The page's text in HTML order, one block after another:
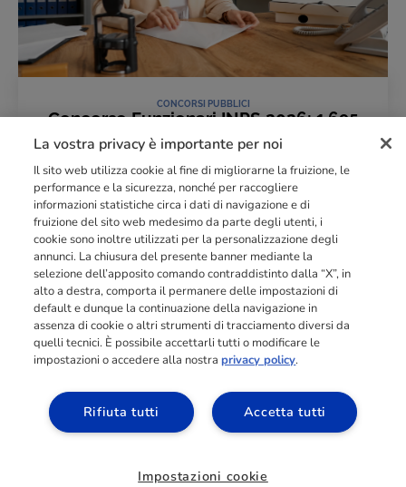
CONCORSI PUBBLICI
Concorso Funzionari INPS 2026: 1.695
posti
25 Giugno 2026
LEGGI L'ARTICOLO
Punto di riferimento didimensione europeanellaformazione
professionale orientata al mercato del lavoro con più di140.000 studenti
raggiunti e formati all’anno tra Spagna, Portogallo e Italia.
03211992123
SCOPRI I NOSTRI CORSI
Privacy Policy|Cookie Policy- CEF PUBLISHING S.p.A. - PIVA
La vostra privacy è importante per noi
Il sito web utilizza cookie al fine di migliorarne la fruizione, le
performance e la sicurezza, nonché per raccogliere
informazioni statistiche circa i dati di navigazione e di
fruizione del sito web medesimo da parte degli utenti, i
cookie sono inoltre utilizzati per la personalizzazione degli
annunci. La chiusura del presente banner mediante la
selezione dell’apposito comando contraddistinto dalla “X”, in
alto a destra, comporta il permanere delle impostazioni di
default e dunque la continuazione della navigazione in
assenza di cookie o altri strumenti di tracciamento diversi da
quelli tecnici. È possibile accettarli tutti o modificare le
impostazioni o accedere alla nostraprivacy policy.
Accetta tutti
Rifiuta tutti
Impostazioni cookie